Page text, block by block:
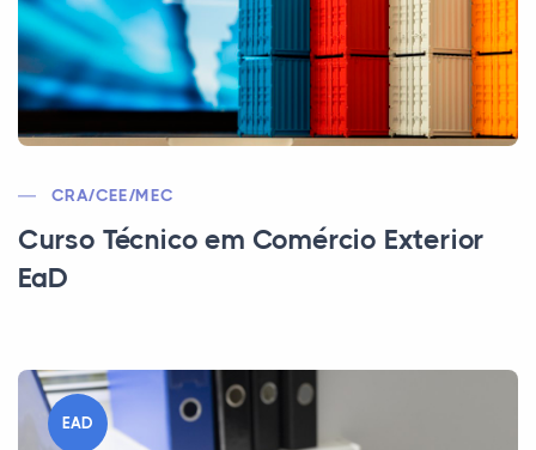
CRA/CEE/MEC
Curso Técnico em Comércio Exterior
EaD
EAD